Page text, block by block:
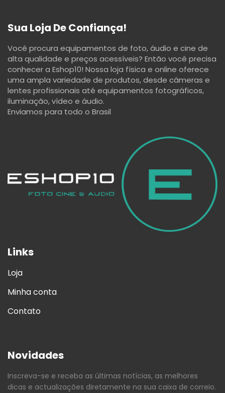
Sua Loja De Confiança!
Você procura equipamentos de foto, áudio e cine de
alta qualidade e preços acessíveis? Então você precisa
conhecer a Eshop10! Nossa loja física e online oferece
uma ampla variedade de produtos, desde câmeras e
lentes profissionais até equipamentos fotográficos,
iluminação, vídeo e áudio.
Enviamos para todo o Brasil
Links
Loja
Minha conta
Contato
Novidades
Inscreva-se e receba as últimas notícias, as melhores
dicas e actualizações diretamente na sua caixa de correio.